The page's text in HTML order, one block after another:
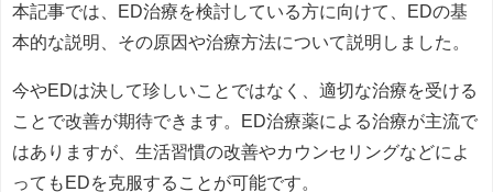
本記事では、ED治療を検討している方に向けて、EDの基
本的な説明、その原因や治療方法について説明しました。
今やEDは決して珍しいことではなく、適切な治療を受ける
ことで改善が期待できます。ED治療薬による治療が主流で
はありますが、生活習慣の改善やカウンセリングなどによ
ってもEDを克服することが可能です。